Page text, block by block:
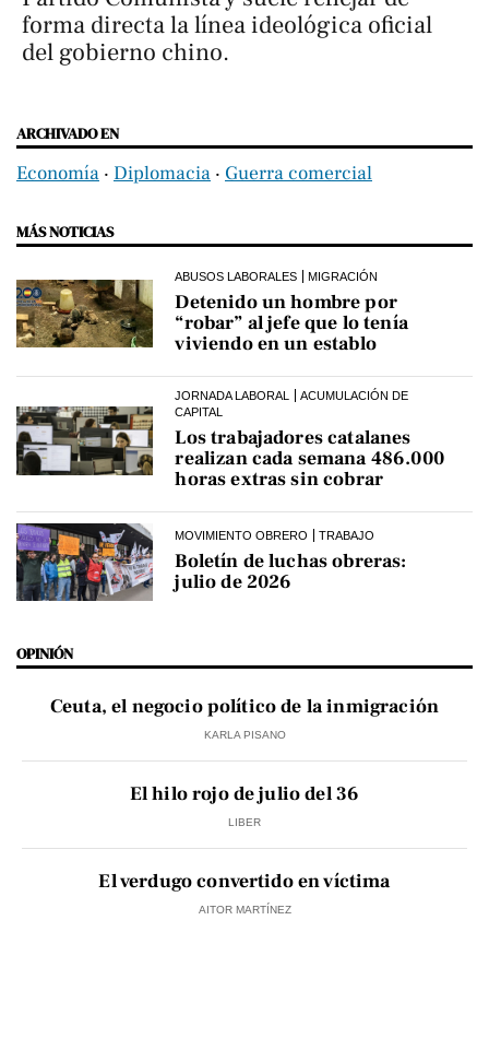
forma directa la línea ideológica oficial
del gobierno chino.
ARCHIVADO EN
Economía ‧ Diplomacia ‧ Guerra comercial
MÁS NOTICIAS
ABUSOS LABORALES MIGRACIÓN
Detenido un hombre por
“robar” al jefe que lo tenía
viviendo en un establo
JORNADA LABORAL
ACUMULACIÓN DE
CAPITAL
Los trabajadores catalanes
realizan cada semana 486.000
horas extras sin cobrar
MOVIMIENTO OBRERO TRABAJO
Boletín de luchas obreras:
julio de 2026
OPINIÓN
Ceuta, el negocio político de la inmigración
KARLA PISANO
El hilo rojo de julio del 36
LIBER
El verdugo convertido en víctima
AITOR MARTÍNEZ